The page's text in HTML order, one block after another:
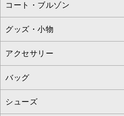
カーディガン
アンサンブルセット
ベスト・ジレ
パーカー
タンクトップ・キャミソール
チュニック
ジャンパースカート
その他のワンピース・ドレス
クロップド・半端丈パンツ
ガウチョ・ワイドパンツ
ハーフ・ショート丈パンツ
サロペット・オールインワン
その他のパンツ
ロング・マキシ丈スカート
ひざ丈スカート
ミモレ丈スカート
ショート・ミニ丈スカート
その他のスカート
すべてのジャケット・スーツ
テーラードジャケット
ノーカラージャケット
セットアップ
セットアップジャケット
コート・ブルゾン
すべてのコート・ブルゾン
トレンチコート
ピーコート
ダッフルコート
グッズ・小物
すべてのグッズ・小物
マスク
ストール・マフラー・スヌード
アクセサリー
すべてのアクセサリー
ネックレス
バッグ
すべてのバッグ
シューズ